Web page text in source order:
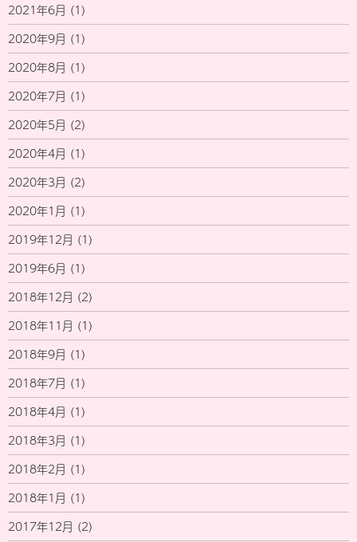
2021年6月 (1)
2020年9月 (1)
2020年8月 (1)
2020年7月 (1)
2020年5月 (2)
2020年4月 (1)
2020年3月 (2)
2020年1月 (1)
2019年12月 (1)
2019年6月 (1)
2018年12月 (2)
2018年11月 (1)
2018年9月 (1)
2018年7月 (1)
2018年4月 (1)
2018年3月 (1)
2018年2月 (1)
2018年1月 (1)
2017年12月 (2)